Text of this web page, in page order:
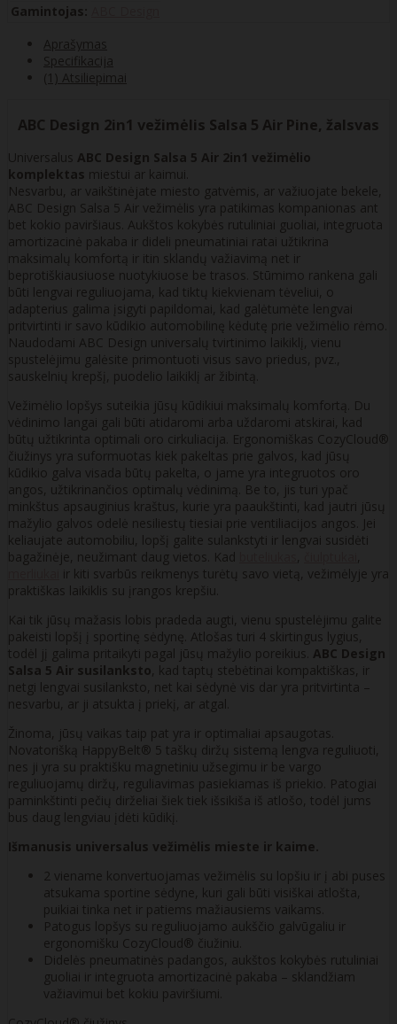
Gamintojas:
Aprašymas
Specifikacija
(1) Atsiliepimai
ABC Design 2in1 vežimėlis Salsa 5 Air Pine, žalsvas
Universalus ABC Design Salsa 5 Air 2in1 vežimėlio
komplektas miestui ar kaimui.
Nesvarbu, ar vaikštinėjate miesto gatvėmis, ar važiuojate bekele,
ABC Design Salsa 5 Air vežimėlis yra patikimas kompanionas ant
bet kokio paviršiaus. Aukštos kokybės rutuliniai guoliai, integruota
amortizacinė pakaba ir dideli pneumatiniai ratai užtikrina
maksimalų komfortą ir itin sklandų važiavimą net ir
beprotiškiausiuose nuotykiuose be trasos. Stūmimo rankena gali
būti lengvai reguliuojama, kad tiktų kiekvienam tėveliui, o
adapterius galima įsigyti papildomai, kad galėtumėte lengvai
pritvirtinti ir savo kūdikio automobilinę kėdutę prie vežimėlio rėmo.
Naudodami ABC Design universalų tvirtinimo laikiklį, vienu
spustelėjimu galėsite primontuoti visus savo priedus, pvz.,
sauskelnių krepšį, puodelio laikiklį ar žibintą.
Vežimėlio lopšys suteikia jūsų kūdikiui maksimalų komfortą. Du
vėdinimo langai gali būti atidaromi arba uždaromi atskirai, kad
būtų užtikrinta optimali oro cirkuliacija. Ergonomiškas CozyCloud®
čiužinys yra suformuotas kiek pakeltas prie galvos, kad jūsų
kūdikio galva visada būtų pakelta, o jame yra integruotos oro
angos, užtikrinančios optimalų vėdinimą. Be to, jis turi ypač
minkštus apsauginius kraštus, kurie yra paaukštinti, kad jautri jūsų
mažylio galvos odelė nesiliestų tiesiai prie ventiliacijos angos. Jei
keliaujate automobiliu, lopšį galite sulankstyti ir lengvai susidėti
bagažinėje, neužimant daug vietos. Kad
,
,
ir kiti svarbūs reikmenys turėtų savo vietą, vežimėlyje yra
praktiškas laikiklis su įrangos krepšiu.
Kai tik jūsų mažasis lobis pradeda augti, vienu spustelėjimu galite
pakeisti lopšį į sportinę sėdynę. Atlošas turi 4 skirtingus lygius,
todėl jį galima pritaikyti pagal jūsų mažylio poreikius. ABC Design
Salsa 5 Air susilanksto, kad taptų stebėtinai kompaktiškas, ir
netgi lengvai susilanksto, net kai sėdynė vis dar yra pritvirtinta –
nesvarbu, ar ji atsukta į priekį, ar atgal.
Žinoma, jūsų vaikas taip pat yra ir optimaliai apsaugotas.
Novatorišką HappyBelt® 5 taškų diržų sistemą lengva reguliuoti,
nes ji yra su praktišku magnetiniu užsegimu ir be vargo
reguliuojamų diržų, reguliavimas pasiekiamas iš priekio. Patogiai
paminkštinti pečių dirželiai šiek tiek išsikiša iš atlošo, todėl jums
bus daug lengviau įdėti kūdikį.
Išmanusis universalus vežimėlis mieste ir kaime.
2 viename konvertuojamas vežimėlis su lopšiu ir į abi puses
atsukama sportine sėdyne, kuri gali būti visiškai atlošta,
puikiai tinka net ir patiems mažiausiems vaikams.
Patogus lopšys su reguliuojamo aukščio galvūgaliu ir
ergonomišku CozyCloud® čiužiniu.
Didelės pneumatinės padangos, aukštos kokybės rutuliniai
guoliai ir integruota amortizacinė pakaba – sklandžiam
važiavimui bet kokiu paviršiumi.